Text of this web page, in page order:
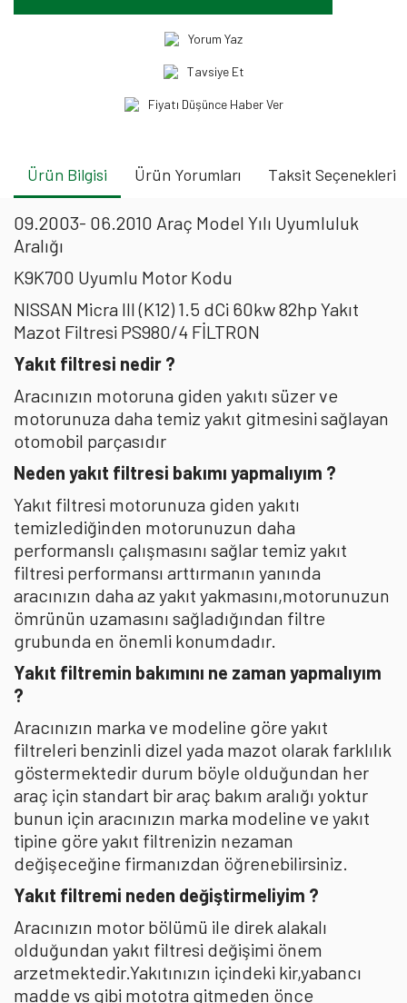
Yorum Yaz
Tavsiye Et
Fiyatı Düşünce Haber Ver
Ürün Bilgisi Ürün Yorumları Taksit Seçenekleri
09.2003- 06.2010 Araç Model Yılı Uyumluluk
Aralığı
K9K700 Uyumlu Motor Kodu
NISSAN Micra III (K12) 1.5 dCi 60kw 82hp Yakıt
Mazot Filtresi PS980/4 FİLTRON
Yakıt filtresi nedir ?
Aracınızın motoruna giden yakıtı süzer ve
motorunuza daha temiz yakıt gitmesini sağlayan
otomobil parçasıdır
Neden yakıt filtresi bakımı yapmalıyım ?
Yakıt filtresi motorunuza giden yakıtı
temizlediğinden motorunuzun daha
performanslı çalışmasını sağlar temiz yakıt
filtresi performansı arttırmanın yanında
aracınızın daha az yakıt yakmasını,motorunuzun
ömrünün uzamasını sağladığından filtre
grubunda en önemli konumdadır.
Yakıt filtremin bakımını ne zaman yapmalıyım
?
Aracınızın marka ve modeline göre yakıt
filtreleri benzinli dizel yada mazot olarak farklılık
göstermektedir durum böyle olduğundan her
araç için standart bir araç bakım aralığı yoktur
bunun için aracınızın marka modeline ve yakıt
tipine göre yakıt filtrenizin nezaman
değişeceğine firmanızdan öğrenebilirsiniz.
Yakıt filtremi neden değiştirmeliyim ?
Aracınızın motor bölümü ile direk alakalı
olduğundan yakıt filtresi değişimi önem
arzetmektedir.Yakıtınızın içindeki kir,yabancı
madde vs gibi mototra gitmeden önce